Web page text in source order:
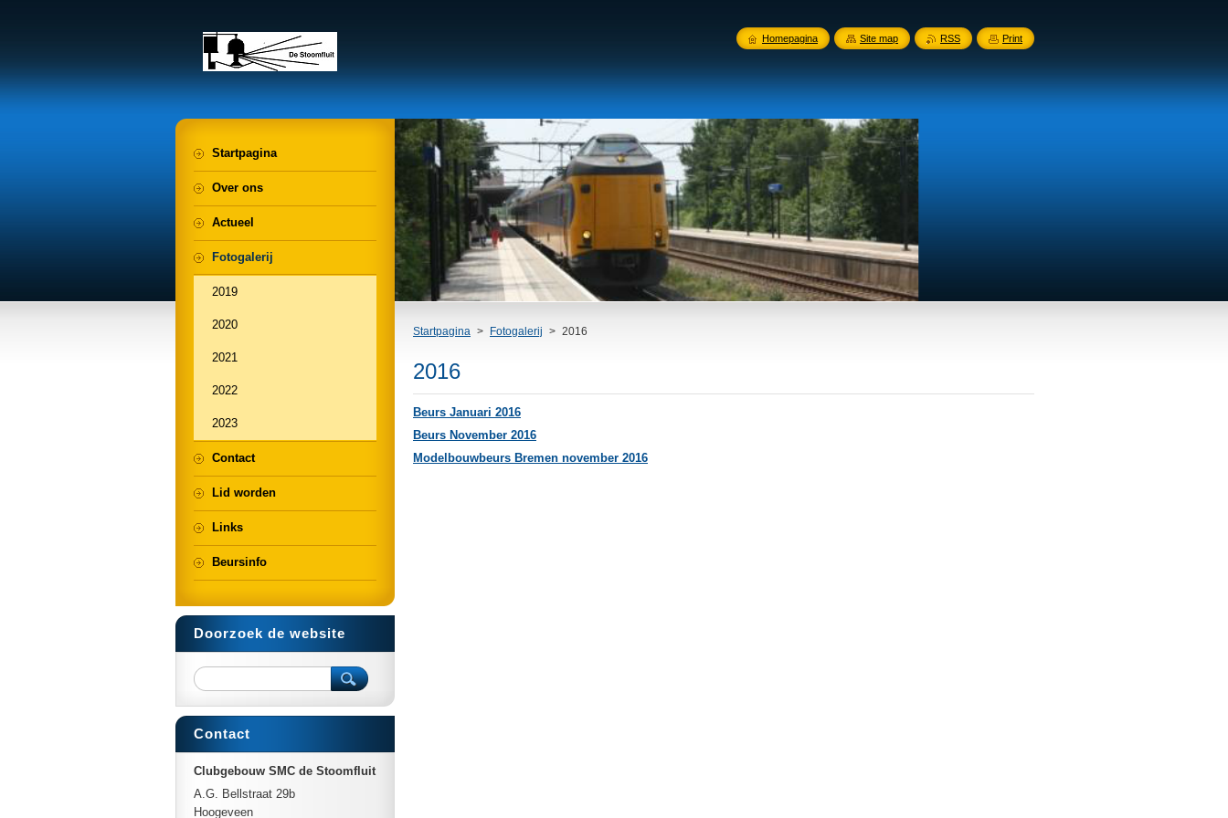
Startpagina > Fotogalerij > 2016
2016
Beurs Januari 2016
Beurs November 2016
Modelbouwbeurs Bremen november 2016
Startpagina
Over ons
Actueel
Fotogalerij
2019
2020
2021
2022
2023
Contact
Lid worden
Links
Beursinfo
Doorzoek de website
Contact
Clubgebouw SMC de Stoomfluit
A.G. Bellstraat 29b
Hoogeveen
Homepagina Site map RSS Print